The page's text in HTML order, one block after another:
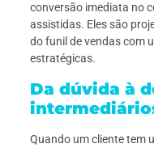
conversão imediata no
assistidas. Eles são
do funil de vendas com
estratégicas.
Da dúvida à
Quando um cliente tem